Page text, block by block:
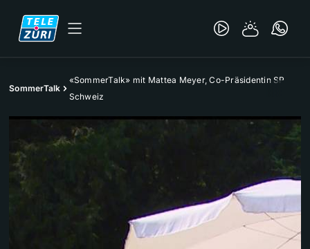
SommerTalk
«SommerTalk» mit Mattea Meyer, Co-Präsidentin SP
Schweiz